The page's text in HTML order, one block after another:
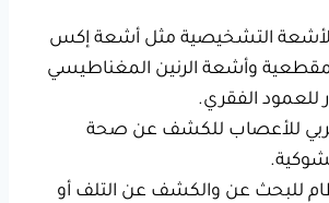
التشخيصية مثل أشعة إكس
وأشعة الرنين المغناطيسي
للعمود الفقري.
للأعصاب للكشف عن صحة
للبحث عن والكشف عن التلف أو